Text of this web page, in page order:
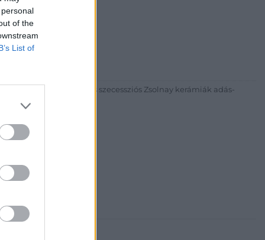
of the
List of
269-4681
magyar festészet és szecessziós Zsolnay kerámiák adás-